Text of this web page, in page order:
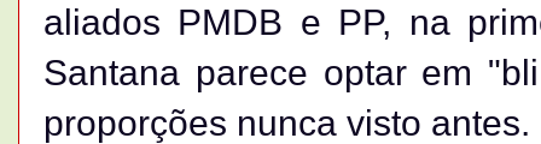
aliados PMDB e PP, na
Santana parece optar em
proporções nunca visto antes.